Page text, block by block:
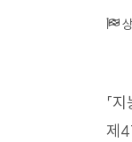
「
제